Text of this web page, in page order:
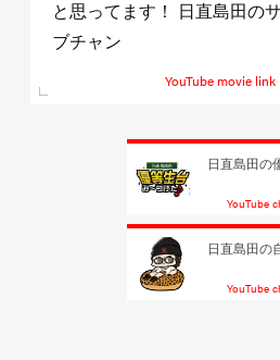
と思ってます！ 日直島田のサ
ブチャン
YouTube movie link
日直島田の
YouTube
日直島田の
YouTube